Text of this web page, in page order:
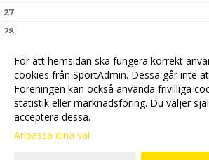
27
28
För att hemsidan ska fungera korrekt
cookies från SportAdmin. Dessa går inte
Föreningen kan också använda frivilliga
statistik eller marknadsföring. Du väljer
acceptera dessa.
Anpassa dina val